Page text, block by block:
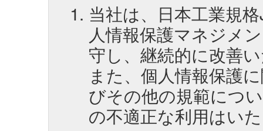
当社は、日本工業規
人情報保護マネジメ
守し、継続的に改善
また、個人情報保護
びその他の規範につ
の不適正な利用はい